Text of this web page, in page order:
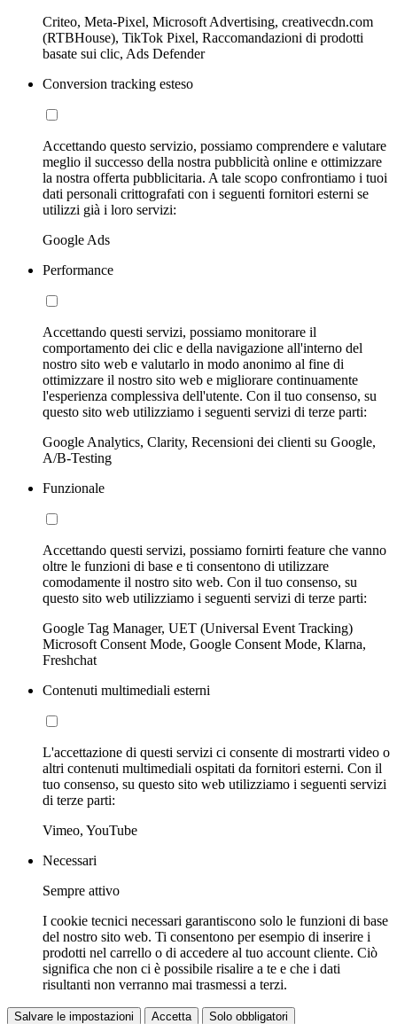
Criteo, Meta-Pixel, Microsoft Advertising, creativecdn.com
(RTBHouse), TikTok Pixel, Raccomandazioni di prodotti
basate sui clic, Ads Defender
Conversion tracking esteso
Accettando questo servizio, possiamo comprendere e valutare
meglio il successo della nostra pubblicità online e ottimizzare
la nostra offerta pubblicitaria. A tale scopo confrontiamo i tuoi
dati personali crittografati con i seguenti fornitori esterni se
utilizzi già i loro servizi:
Google Ads
Performance
Accettando questi servizi, possiamo monitorare il
comportamento dei clic e della navigazione all'interno del
nostro sito web e valutarlo in modo anonimo al fine di
ottimizzare il nostro sito web e migliorare continuamente
l'esperienza complessiva dell'utente. Con il tuo consenso, su
questo sito web utilizziamo i seguenti servizi di terze parti:
Google Analytics, Clarity, Recensioni dei clienti su Google,
A/B-Testing
Funzionale
Accettando questi servizi, possiamo fornirti feature che vanno
oltre le funzioni di base e ti consentono di utilizzare
comodamente il nostro sito web. Con il tuo consenso, su
questo sito web utilizziamo i seguenti servizi di terze parti:
Google Tag Manager, UET (Universal Event Tracking)
Microsoft Consent Mode, Google Consent Mode, Klarna,
Freshchat
Contenuti multimediali esterni
L'accettazione di questi servizi ci consente di mostrarti video o
altri contenuti multimediali ospitati da fornitori esterni. Con il
tuo consenso, su questo sito web utilizziamo i seguenti servizi
di terze parti:
Vimeo, YouTube
Necessari
Sempre attivo
I cookie tecnici necessari garantiscono solo le funzioni di base
del nostro sito web. Ti consentono per esempio di inserire i
prodotti nel carrello o di accedere al tuo account cliente. Ciò
significa che non ci è possibile risalire a te e che i dati
risultanti non verranno mai trasmessi a terzi.
Salvare le impostazioni Accetta Solo obbligatori